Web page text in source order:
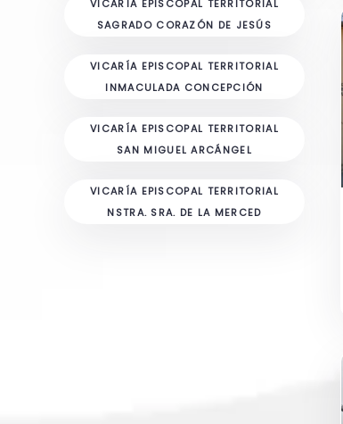
VICARÍA EPISCOPAL TERRITORIAL
SAGRADO CORAZÓN DE JESÚS
VICARÍA EPISCOPAL TERRITORIAL
INMACULADA CONCEPCIÓN
VICARÍA EPISCOPAL TERRITORIAL
SAN MIGUEL ARCÁNGEL
VICARÍA EPISCOPAL TERRITORIAL
NSTRA. SRA. DE LA MERCED